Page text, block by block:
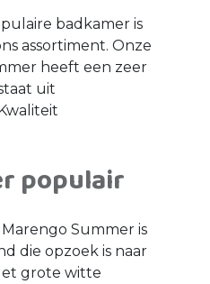
badkamer is
assortiment. Onze
heeft een zeer
uit
populair
Summer is
die opzoek is naar
grote witte